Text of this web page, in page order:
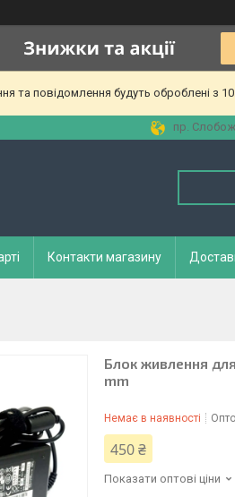
та повідомлення будуть оброблені з
пр.
Контакти магазину
Блок живлення
mm
Немає в наявності
450 ₴
Показати оптові ціни